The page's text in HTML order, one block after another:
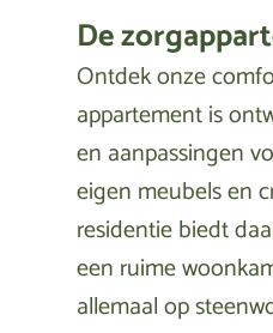
De
Ontdek onze
appartement is
en aanpassingen
eigen meubels en
residentie biedt
een ruime
allemaal op